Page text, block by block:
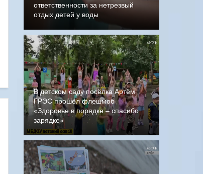
ответственности за нетрезвый
отдых детей у воды
В детском саду посёлка Артём
ГРЭС прошёл флешмоб
«Здоровье в порядке – спасибо
зарядке»